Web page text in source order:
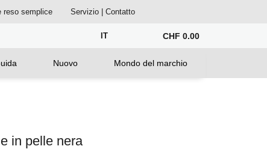
reso semplice Servizio | Contatto
IT CHF 0.00
Nuovo Mondo del marchio
in pelle nera